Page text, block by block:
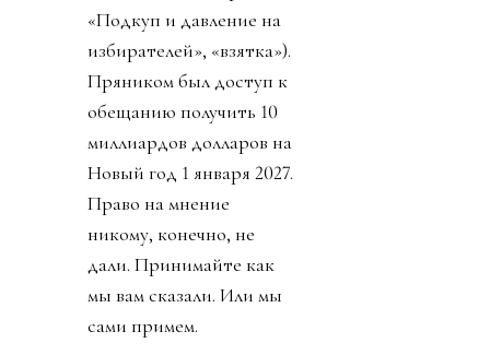
«Подкуп и давление на
избирателей», «взятка»).
Пряником был доступ к
обещанию получить 10
миллиардов долларов на
Новый год 1 января 2027.
Право на мнение
никому, конечно, не
дали. Принимайте как
мы вам сказали. Или мы
сами примем.